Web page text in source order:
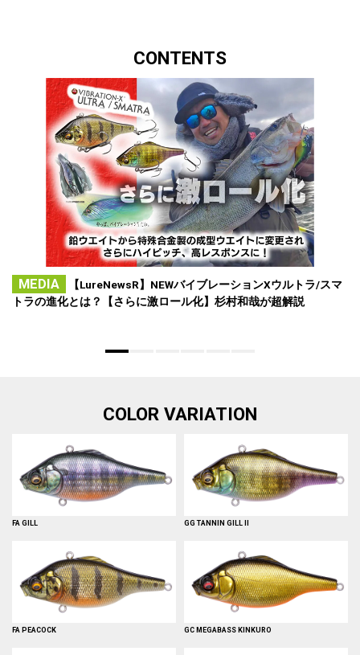
CONTENTS
MEDIA
【LureNewsR】NEWバイブレーションXウルトラ/スマ
トラの進化とは？【さらに激ロール化】杉村和哉が超解説
COLOR VARIATION
FA GILL GG TANNIN GILL II
FA PEACOCK GC MEGABASS KINKURO